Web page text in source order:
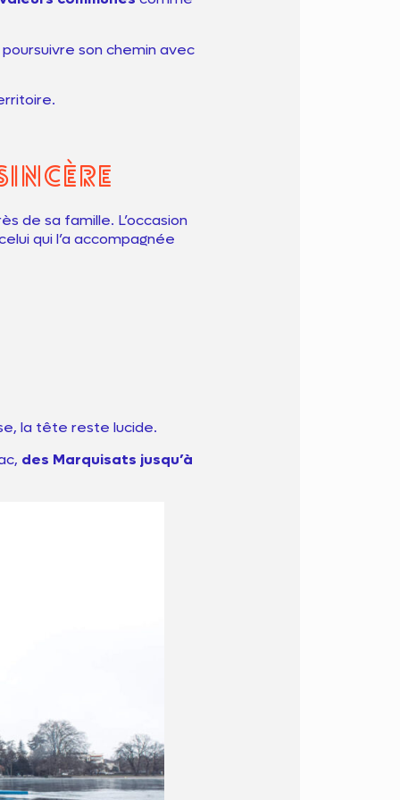
son chemin avec
de sa famille. L’occasion
qui l’a accompagnée
la tête reste lucide.
des Marquisats jusqu’à